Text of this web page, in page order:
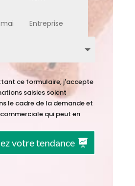
ce formulaire, j'accepte
saisies soient
le cadre de la demande et
qui peut en
votre tendance